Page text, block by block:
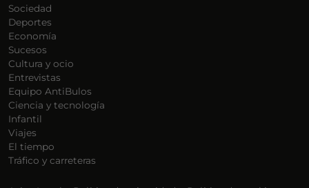
Sociedad
Deportes
Economía
Sucesos
Cultura y ocio
Entrevistas
Equipo AntiBulos
Ciencia y tecnología
Infantil
Viajes
El tiempo
Tráfico y carreteras